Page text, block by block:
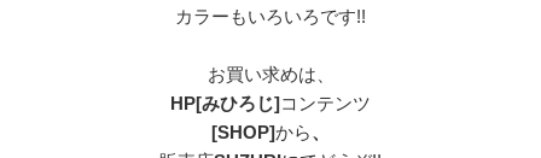
カラーもいろいろです!!
お買い求めは、
HP[みひろじ]コンテンツ
[SHOP]から、